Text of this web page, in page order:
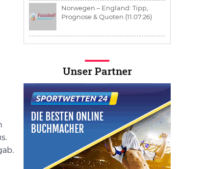
Norwegen – England: Tipp,
Prognose & Quoten (11.07.26)
Unser Partner